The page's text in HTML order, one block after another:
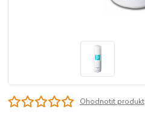
Ohodnotit produkt